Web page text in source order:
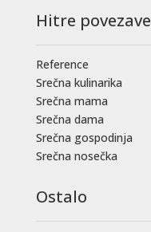
Hitre povezave
Reference
Srečna kulinarika
Srečna mama
Srečna dama
Srečna gospodinja
Srečna nosečka
Ostalo